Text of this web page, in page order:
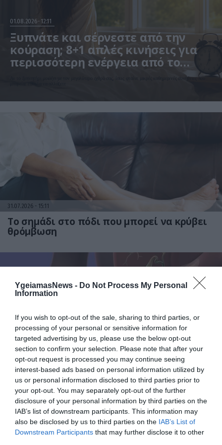
YgeiamasNews - Do Not Process My Personal
Information
If you wish to opt-out of the sale, sharing to third parties, or
processing of your personal or sensitive information for
targeted advertising by us, please use the below opt-out
section to confirm your selection. Please note that after your
opt-out request is processed you may continue seeing
interest-based ads based on personal information utilized by
us or personal information disclosed to third parties prior to
your opt-out. You may separately opt-out of the further
disclosure of your personal information by third parties on the
IAB’s list of downstream participants. This information may
also be disclosed by us to third parties on the IAB’s List of
Downstream Participants that may further disclose it to other
01.08.2026 12:11
Ξυπνάτε και σέρνεστε από την
κούραση; 8+1 απλές κινήσεις για
περισσότερη ενέργεια από το
Αν το ξυπνητήρι μοιάζει με τον μεγαλύτερο εχθρό σας, ίσως φταίνε μικρές καθημερινές συνήθειες που
31.07.2026 15:11
Το σημάδι στο πόδι που μπορεί να κρύβει
θρόμβωση
31.07.2026 15:10
Τι είναι η χολοκυστεκτομή στην οποία
υποβλήθηκε ο Μ.Χατζηγιάννης: Tα
συμπτώματα που οδηγούν στην επέμβαση